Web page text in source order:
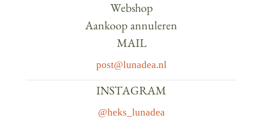
Webshop
Aankoop annuleren
MAIL
post@lunadea.nl
INSTAGRAM
@heks_lunadea